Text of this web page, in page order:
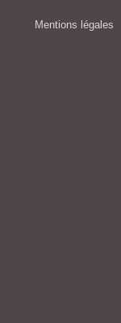
Mentions légales